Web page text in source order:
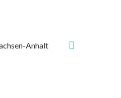
Anhalt Suchen